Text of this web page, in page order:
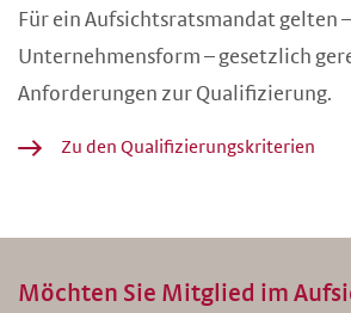
Für ein Aufsichtsratsmandat gelten
Unternehmensform – gesetzlich
Anforderungen zur Qualifizierung.
Zu den Qualifizierungskriterien
Möchten Sie Mitglied im